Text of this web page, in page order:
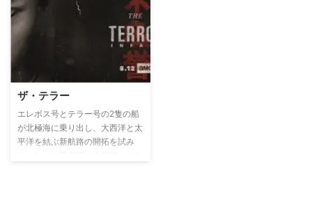
府を再建する。と同時に、テロの
目的や犯人、内通者を探すために
FBIが多くの犠牲を払いながら隠
された真実に迫っていく。
ザ・テラー
エレボス号とテラー号の2隻の船
が北極海に乗り出し、大西洋と太
平洋を結ぶ新航路の開拓を試み